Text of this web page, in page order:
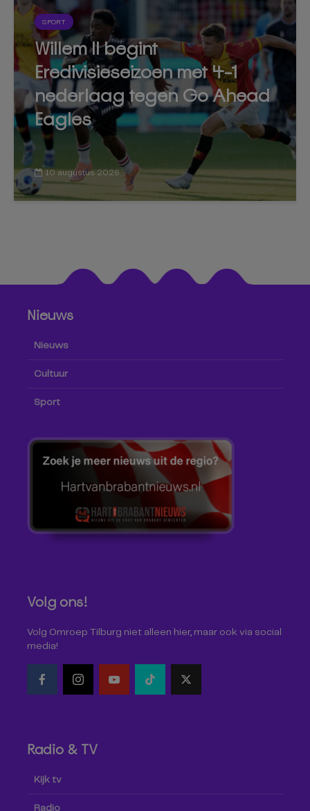
SPORT
Willem II begint
Eredivisieseizoen met 4-1
nederlaag tegen Go Ahead
Eagles
10 augustus 2026
Nieuws
Nieuws
Cultuur
Sport
Volg ons!
Volg Omroep Tilburg niet alleen hier, maar ook via social
media!
Radio & TV
Kijk tv
Radio